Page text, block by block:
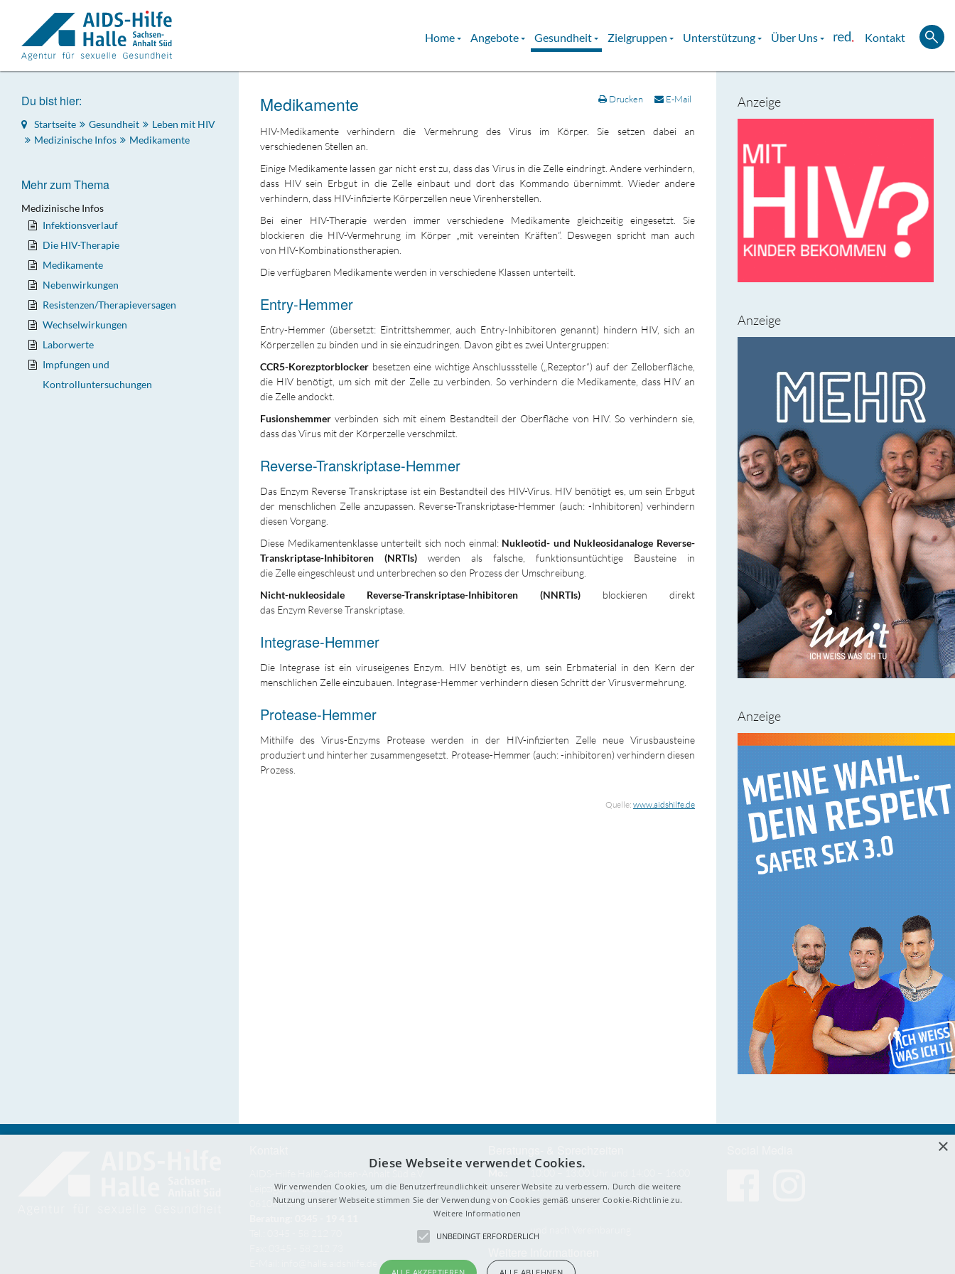
Home Angebote Gesundheit Zielgruppen Unterstützung Über Uns Kontakt
Medikamente Drucken E-Mail
HIV-Medikamente verhindern die Vermehrung des Virus im Körper. Sie setzen dabei an
verschiedenen Stellen an.
Einige Medikamente lassen gar nicht erst zu, dass das Virus in die Zelle eindringt. Andere verhindern,
dass HIV sein Erbgut in die Zelle einbaut und dort das Kommando übernimmt. Wieder andere
verhindern, dass HIV-infizierte Körperzellen neue Virenherstellen.
Bei einer HIV-Therapie werden immer verschiedene Medikamente gleichzeitig eingesetzt. Sie
blockieren die HIV-Vermehrung im Körper „mit vereinten Kräften“. Deswegen spricht man auch
von HIV-Kombinationstherapien.
Die verfügbaren Medikamente werden in verschiedene Klassen unterteilt.
Entry-Hemmer
Entry-Hemmer (übersetzt: Eintrittshemmer, auch Entry-Inhibitoren genannt) hindern HIV, sich an
Körperzellen zu binden und in sie einzudringen. Davon gibt es zwei Untergruppen:
CCR5-Korezptorblocker besetzen eine wichtige Anschlussstelle („Rezeptor“) auf der Zelloberfläche,
die HIV benötigt, um sich mit der Zelle zu verbinden. So verhindern die Medikamente, dass HIV an
die Zelle andockt.
Fusionshemmerverbinden sich mit einem Bestandteil der Oberfläche von HIV. So verhindern sie,
dass das Virus mit der Körperzelle verschmilzt.
Reverse-Transkriptase-Hemmer
Das Enzym Reverse Transkriptase ist ein Bestandteil des HIV-Virus. HIV benötigt es, um sein Erbgut
der menschlichen Zelle anzupassen. Reverse-Transkriptase-Hemmer (auch: -Inhibitoren) verhindern
diesen Vorgang.
Diese Medikamentenklasse unterteilt sich noch einmal: Nukleotid- und Nukleosidanaloge Reverse-
Transkriptase-Inhibitoren (NRTIs) werden als falsche, funktionsuntüchtige Bausteine in
die Zelle eingeschleust und unterbrechen so den Prozess der Umschreibung.
Nicht-nukleosidale Reverse-Transkriptase-Inhibitoren (NNRTIs) blockieren direkt
das Enzym Reverse Transkriptase.
Integrase-Hemmer
Die Integrase ist ein viruseigenes Enzym. HIV benötigt es, um sein Erbmaterial in den Kern der
menschlichen Zelle einzubauen. Integrase-Hemmer verhindern diesen Schritt der Virusvermehrung.
Protease-Hemmer
Mithilfe des Virus-Enzyms Protease werden in der HIV-infizierten Zelle neue Virusbausteine
produziert und hinterher zusammengesetzt. Protease-Hemmer (auch: -inhibitoren) verhindern diesen
Prozess.
Quelle: www.aidshilfe.de
Du bist hier:
Startseite Gesundheit
Leben mit HIV
Medizinische Infos
Medikamente
Mehr zum Thema
Medizinische Infos
Infektionsverlauf
Die HIV-Therapie
Medikamente
Nebenwirkungen
Resistenzen/Therapieversagen
Wechselwirkungen
Laborwerte
Impfungen und
Kontrolluntersuchungen
Anzeige
Anzeige
Anzeige
Leipziger Straße 32
06108 Halle (Saale)
Uhr
Di. &
Do.:
14:00 – 19:00 Uhr
×
Diese Webseite verwendet Cookies.
Wir verwenden Cookies, um die Benutzerfreundlichkeit unserer Website zu verbessern. Durch die weitere
Nutzung unserer Webseite stimmen Sie der Verwendung von Cookies gemäß unserer Cookie-Richtlinie zu.
Weitere Informationen
UNBEDINGT ERFORDERLICH